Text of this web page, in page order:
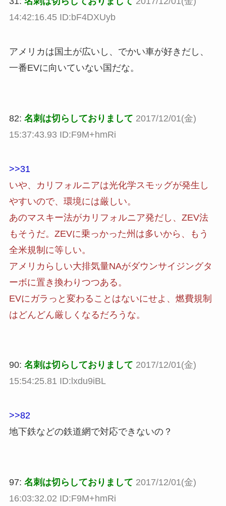
14:42:16.45 ID:bF4DXUyb
アメリカは国土が広いし、でかい車が好きだし、
一番EVに向いていない国だな。
82: 名刺は切らしておりまして 2017/12/01(金)
15:37:43.93 ID:F9M+hmRi
>>31
いや、カリフォルニアは光化学スモッグが発生し
やすいので、環境には厳しい。
あのマスキー法がカリフォルニア発だし、ZEV法
もそうだ。ZEVに乗っかった州は多いから、もう
全米規制に等しい。
アメリカらしい大排気量NAがダウンサイジングタ
ーボに置き換わりつつある。
EVにガラっと変わることはないにせよ、燃費規制
はどんどん厳しくなるだろうな。
90: 名刺は切らしておりまして 2017/12/01(金)
15:54:25.81 ID:lxdu9iBL
>>82
地下鉄などの鉄道網で対応できないの？
97: 名刺は切らしておりまして 2017/12/01(金)
16:03:32.02 ID:F9M+hmRi